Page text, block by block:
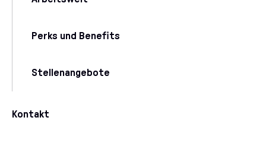
Perks und Benefits
Stellenangebote
Kontakt